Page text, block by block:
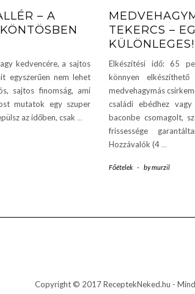
– A
kedvencére, a sajtos
egyszerűen nem lehet
sajtos finomság, ami
mutatok egy szuper
az időben, csak…
TEKERCS –
KÜLÖNLEGES!
Elkészítési idő: 65
könnyen
medvehagymás
családi ebédhez
baconbe csomagolt,
frissessége
Hozzávalók (4…
Főételek - bymurzil
Copyright © 2017 ReceptekNeked.hu -